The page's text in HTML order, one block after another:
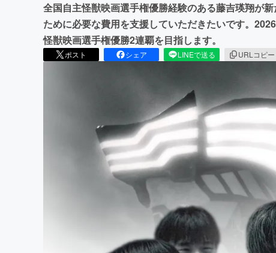
全国自主怪獣映画選手権優勝経験のある藤吉瑛翔が
ために必要な費用を支援していただきたいです。
怪獣映画選手権優勝2連覇を目指します。
ポスト シェア LINEで送る URLコピー